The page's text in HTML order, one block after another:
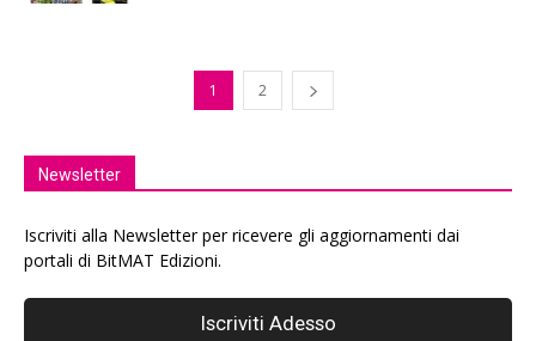
1 2
Newsletter
Iscriviti alla Newsletter per ricevere gli aggiornamenti dai
portali di BitMAT Edizioni.